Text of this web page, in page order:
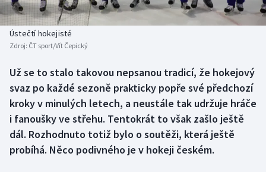
Basketbal
Biatlon
Boby a skeleton
Box
Curling
Historické návraty
Aplikace ČT sport
AZ kvíz
Ústečtí hokejisté
Zdroj: ČT sport/Vít Čepický
Už se to stalo takovou nepsanou tradicí, že hokejový
svaz po každé sezoně prakticky popře své předchozí
kroky v minulých letech, a neustále tak udržuje hráče
i fanoušky ve střehu. Tentokrát to však zašlo ještě
dál. Rozhodnuto totiž bylo o soutěži, která ještě
probíhá. Něco podivného je v hokeji českém.